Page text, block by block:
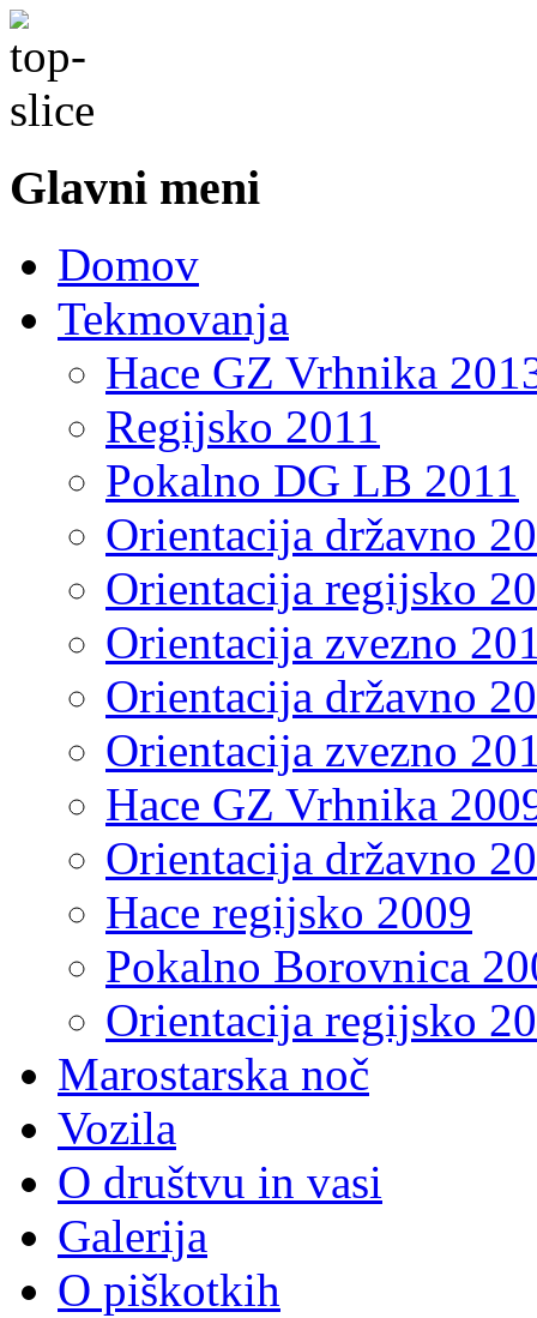
Glavni meni
Domov
Tekmovanja
Hace GZ Vrhnika
Regijsko 2011
Pokalno DG LB 2011
Orientacija državno
Orientacija regijsko
Orientacija zvezno
Orientacija državno
Orientacija zvezno
Hace GZ Vrhnika
Orientacija državno
Hace regijsko 2009
Pokalno Borovnica
Orientacija regijsko
Marostarska noč
Vozila
O društvu in vasi
Galerija
O piškotkih